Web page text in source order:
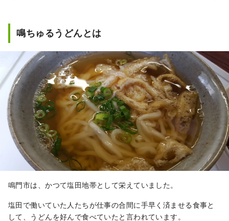
鳴ちゅるうどんとは
鳴門市は、かつて塩田地帯として栄えていました。
塩田で働いていた人たちが仕事の合間に手早く済ませる食事と
して、うどんを好んで食べていたと言われています。